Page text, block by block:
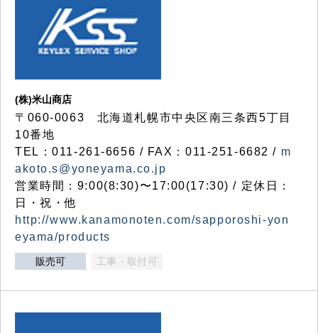
(株)米山商店
〒060-0063 北海道札幌市中央区南三条西5丁目
10番地
TEL：011-261-6656 / FAX：011-251-6682 / m
akoto.s@yoneyama.co.jp
営業時間：9:00(8:30)〜17:00(17:30) / 定休日：
日・祝・他
http://www.kanamonoten.com/sapporoshi-yon
eyama/products
販売可 工事・取付可